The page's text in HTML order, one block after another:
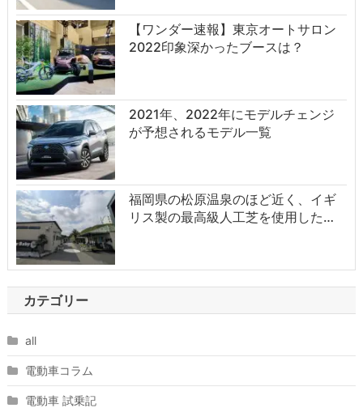
【ワンダー速報】東京オートサロン
2022印象深かったブースは？
2021年、2022年にモデルチェンジ
が予想されるモデル一覧
福岡県の松原温泉のほど近く、イギ
リス製の最高級人工芝を使用した…
カテゴリー
all
電動車コラム
電動車 試乗記